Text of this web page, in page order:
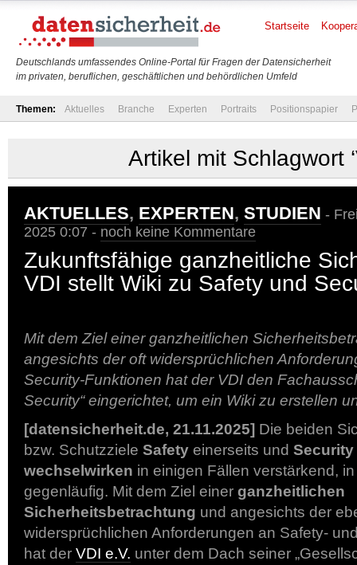
Deutschlands umfassendes Online-Portal für Fragen der Datensicherheit
im privaten, beruflichen, geschäftlichen und behördlichen Umfeld
Startseite
Themen: Aktuelles Branche Experten Portraits Positionspapier
Artikel mit Schlagwort
AKTUELLES, EXPERTEN, STUDIEN -
2025 0:07 - noch keine Kommentare
Zukunftsfähige ganzheitliche
VDI stellt Wiki zu Safety und
Mit dem Ziel einer ganzheitlichen
angesichts der oft widersprüchlichen
Security-Funktionen hat der VDI den
Security“ eingerichtet, um ein Wiki zu erstellen
[datensicherheit.de, 21.11.2025] Die beiden
bzw. Schutzziele Safety einerseits und Security
wechselwirken in einigen Fällen verstärkend,
gegenläufig. Mit dem Ziel einer ganzheitlichen
Sicherheitsbetrachtung und angesichts der
widersprüchlichen Anforderungen an Safety-
hat der VDI e.V. unter dem Dach seiner